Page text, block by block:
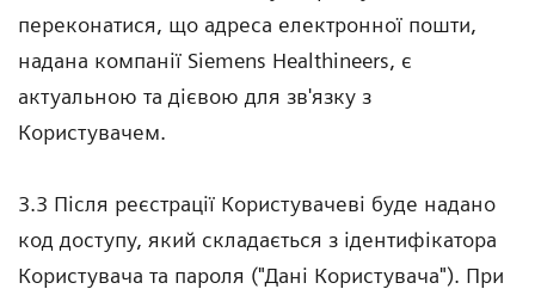
переконатися, що адреса електронної пошти,
надана компанії Siemens Healthineers, є
актуальною та дієвою для зв'язку з
Користувачем.
3.3 Після реєстрації Користувачеві буде надано
код доступу, який складається з ідентифікатора
Користувача та пароля ("Дані Користувача"). При